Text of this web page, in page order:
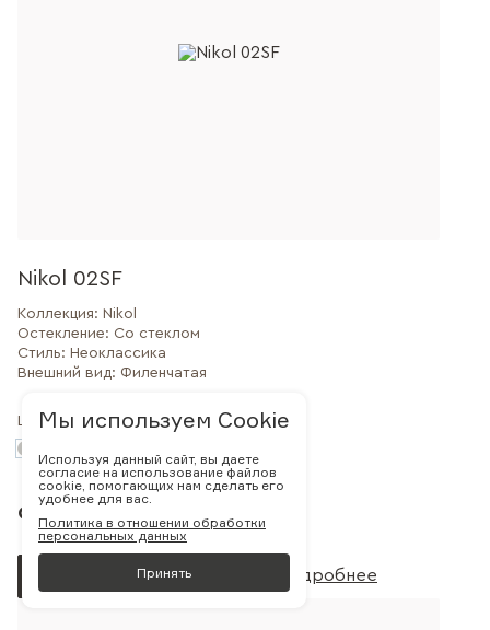
Nikol 02SF
Коллекция: Nikol
Остекление: Со стеклом
Стиль: Неоклассика
Внешний вид: Филенчатая
Цвет:
от 64 510 руб.
Заказать Подробнее
Мы используем Cookie
Используя данный сайт, вы даете
согласие на использование файлов
cookie, помогающих нам сделать его
удобнее для вас.
Политика в отношении обработки
персональных данных
Принять